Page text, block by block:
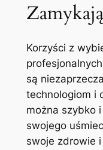
Korzyści z
są
technologiom i
można szybko
swojego
swoje zdrowie